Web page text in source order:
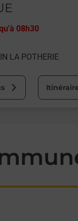
08h30
LA POTHERIE